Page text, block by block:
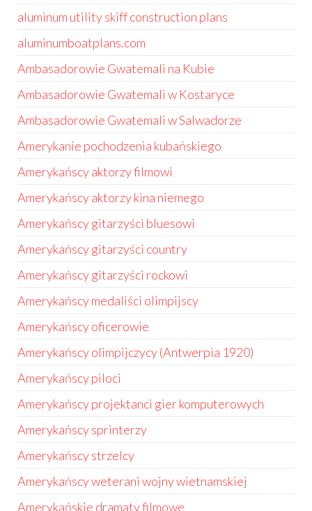
aluminum utility skiff construction plans
aluminumboatplans.com
Ambasadorowie Gwatemali na Kubie
Ambasadorowie Gwatemali w Kostaryce
Ambasadorowie Gwatemali w Salwadorze
Amerykanie pochodzenia kubańskiego
Amerykańscy aktorzy filmowi
Amerykańscy aktorzy kina niemego
Amerykańscy gitarzyści bluesowi
Amerykańscy gitarzyści country
Amerykańscy gitarzyści rockowi
Amerykańscy medaliści olimpijscy
Amerykańscy oficerowie
Amerykańscy olimpijczycy (Antwerpia 1920)
Amerykańscy piloci
Amerykańscy projektanci gier komputerowych
Amerykańscy sprinterzy
Amerykańscy strzelcy
Amerykańscy weterani wojny wietnamskiej
Amerykańskie dramaty filmowe